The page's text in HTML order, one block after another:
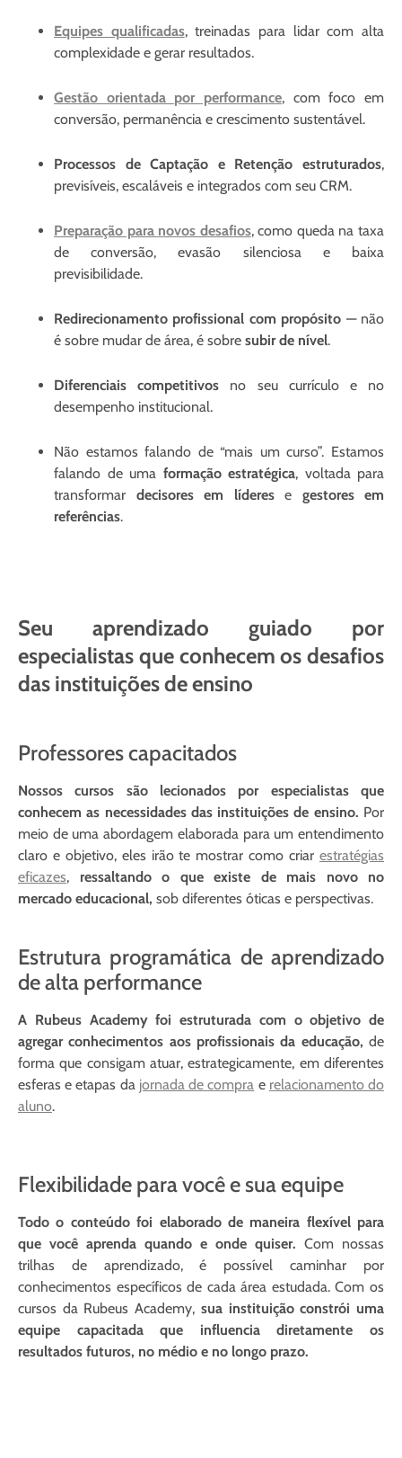
Equipes qualificadas, treinadas para lidar com alta
complexidade e gerar resultados.
Gestão orientada por performance, com foco em
conversão, permanência e crescimento sustentável.
Processos de Captação e Retenção estruturados,
previsíveis, escaláveis e integrados com seu CRM.
Preparação para novos desafios, como queda na taxa
de conversão, evasão silenciosa e baixa
previsibilidade.
Redirecionamento profissional com propósito — não
é sobre mudar de área, é sobre subir de nível.
Diferenciais competitivos no seu currículo e no
desempenho institucional.
Não estamos falando de “mais um curso”. Estamos
falando de uma formação estratégica, voltada para
transformar decisores em líderese gestores em
referências.
Seu aprendizado guiado por
especialistas que conhecem os desafios
das instituições de ensino
Professores capacitados
Nossos cursos são lecionados por especialistas que
conhecem as necessidades das instituições de ensino. Por
meio de uma abordagem elaborada para um entendimento
claro e objetivo, eles irão te mostrar como criar estratégias
eficazes, ressaltando o que existe de mais novo no
mercado educacional, sob diferentes óticas e perspectivas.
Estrutura programática de aprendizado
de alta performance
A Rubeus Academy foi estruturada com o objetivo de
agregar conhecimentos aos profissionais da educação, de
forma que consigam atuar, estrategicamente, em diferentes
esferas e etapas da jornada de compra e relacionamento do
aluno.
Flexibilidade para você e sua equipe
Todo o conteúdo foi elaborado de maneira flexível para
que você aprenda quando e onde quiser. Com nossas
trilhas de aprendizado, é possível caminhar por
conhecimentos específicos de cada área estudada. Com os
cursos da Rubeus Academy, sua instituição constrói uma
equipe capacitada que influencia diretamente os
resultados futuros, no médio e no longo prazo.